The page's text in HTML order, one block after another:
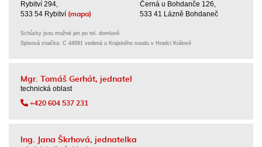
Rybitví 294,
533 54 Rybitví (mapa)
Černá u Bohdanče 126,
533 41 Lázně Bohdaneč
Schůzky jsou možné jen po tel. domluvě.
Spisová značka: C 44691 vedená u Krajského soudu v Hradci Králové
Mgr. Tomáš Gerhát, jednatel
technická oblast
+420 604 537 231
Ing. Jana Škrhová, jednatelka